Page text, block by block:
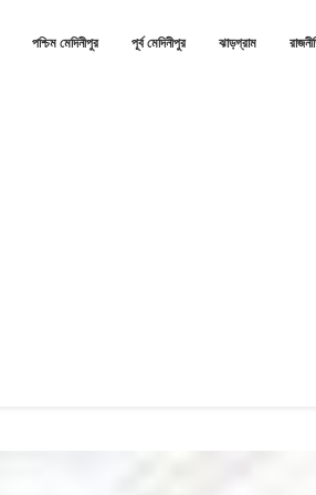
পশ্চিম মেদিনীপুর পূর্ব মেদিনীপুর ঝাড়গ্রাম